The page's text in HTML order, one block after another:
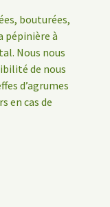
bouturées,
pépinière à
Nous nous
de nous
d’agrumes
en cas de